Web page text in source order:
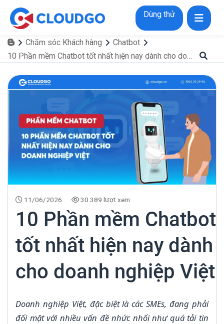
Dùng thử
Chăm sóc Khách hàng
Chatbot
10 Phần mềm Chatbot tốt nhất hiện nay dành cho doanh nghiệp Việt
11/06/2026 30.389 lượt xem
10 Phần mềm Chatbot
tốt nhất hiện nay dành
cho doanh nghiệp Việt
Doanh nghiệp Việt, đặc biệt là các SMEs, đang phải
đối mặt với nhiều vấn đề nhức nhối như quá tải tin